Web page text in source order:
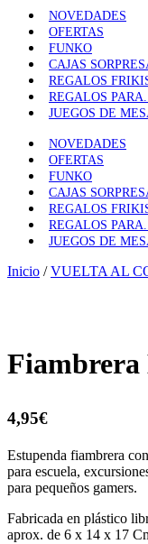
NOVEDADES
OFERTAS
FUNKO
CAJAS
REGALOS
REGALOS PARA..
JUEGOS DE
NOVEDADES
OFERTAS
FUNKO
CAJAS
REGALOS
REGALOS PARA..
JUEGOS DE
Inicio /VUELTA AL
4,95€
Estupenda fiambrera
para escuela,
para pequeños gamers.
Fabricada en plástico
aprox. de 6 x 14 x 17